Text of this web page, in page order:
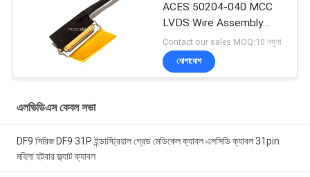
ACES 50204-040 MCC
LVDS Wire Assembly
ISO13485
Contact our sales MOQ:10 নমুনা
যোগাযোগ
এলভিডিএস কেবল সভা
DF9 সিরিজ DF9 31P ইন্ডাস্ট্রিয়াল গ্রেড মেডিকেল ক্যাবল এলসিডি ক্যাবল 31pin
মহিলা হটবার ফ্ল্যাট ক্যাবল